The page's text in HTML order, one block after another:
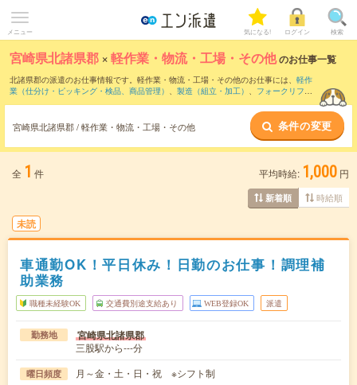
メニュー 気になる! ログイン 検索
宮崎県北諸県郡 ×軽作業・物流・工場・その他のお仕事一覧
北諸県郡の派遣のお仕事情報です。軽作業・物流・工場・その他のお仕事には、 軽作
業（仕分け・ピッキング・検品、商品管理） 、 製造（組立・加工） 、 フォークリフト
宮崎県北諸県郡 / 軽作業・物流・工場・その他 条件の変更
全 1 件 平均時給: 1,000 円
新着順 時給順
未読
車通勤OK！平日休み！日勤のお仕事！調理補
助業務
職種未経験OK 交通費別途支給あり WEB登録OK 派遣
勤務地 宮崎県北諸県郡
三股駅から---分
曜日頻度 月～金・土・日・祝 ※シフト制